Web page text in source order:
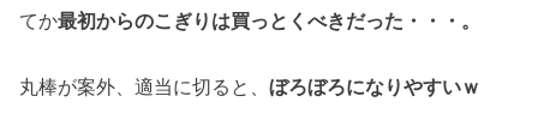
てか最初からのこぎりは買っとくべきだった・・・。
丸棒が案外、適当に切ると、ぼろぼろになりやすいｗ